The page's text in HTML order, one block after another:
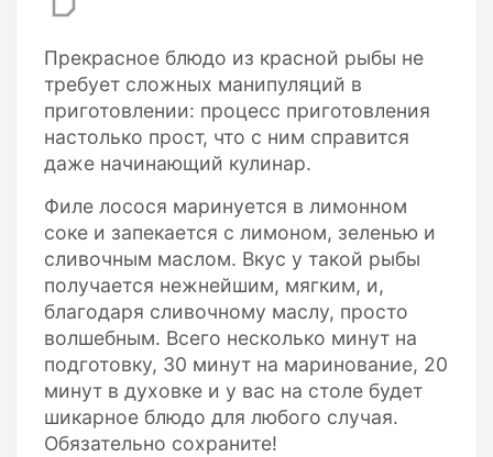
Прекрасное блюдо из красной рыбы не
требует сложных манипуляций в
приготовлении: процесс приготовления
настолько прост, что с ним справится
даже начинающий кулинар.
Филе лосося маринуется в лимонном
соке и запекается с лимоном, зеленью и
сливочным маслом. Вкус у такой рыбы
получается нежнейшим, мягким, и,
благодаря сливочному маслу, просто
волшебным. Всего несколько минут на
подготовку, 30 минут на маринование, 20
минут в духовке и у вас на столе будет
шикарное блюдо для любого случая.
Обязательно сохраните!